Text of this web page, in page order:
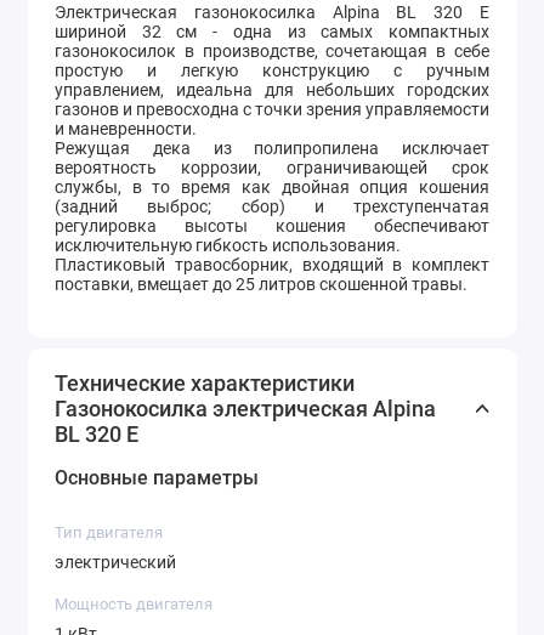
Электрическая газонокосилка Alpina BL 320 E
шириной 32 см - одна из самых компактных
газонокосилок в производстве, сочетающая в себе
простую и легкую конструкцию с ручным
управлением, идеальна для небольших городских
газонов и превосходна с точки зрения управляемости
и маневренности.
Режущая дека из полипропилена исключает
вероятность коррозии, ограничивающей срок
службы, в то время как двойная опция кошения
(задний выброс; сбор) и трехступенчатая
регулировка высоты кошения обеспечивают
исключительную гибкость использования.
Пластиковый травосборник, входящий в комплект
поставки, вмещает до 25 литров скошенной травы.
Технические характеристики
Газонокосилка электрическая Alpina
BL 320 E
Основные параметры
Тип двигателя
электрический
Мощность двигателя